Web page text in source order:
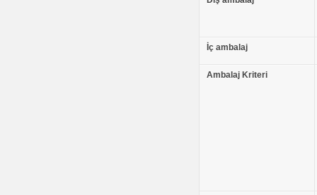
İç ambalaj
Ambalaj Kriteri